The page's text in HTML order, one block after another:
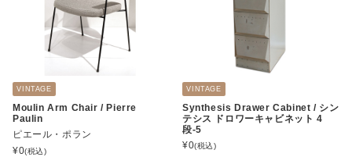
VINTAGE
Moulin Arm Chair / Pierre
Paulin
ピエール・ポラン
¥0(税込)
VINTAGE
Synthesis Drawer Cabinet / シン
テシス ドロワーキャビネット 4
段-5
¥0(税込)